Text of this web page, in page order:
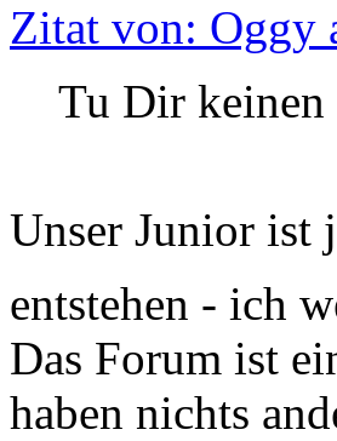
Zitat von: Oggy
Tu Dir
Unser Junior ist
entstehen - ich
Das Forum ist
haben nichts